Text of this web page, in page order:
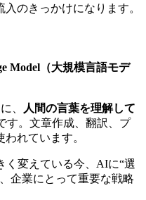
のきっかけになります。
Model（大規模言語モデ
、
人間の言葉を理解して
す。文章作成、翻訳、プ
れています。
変えている今、 AIに“選
企業にとって重要な戦略